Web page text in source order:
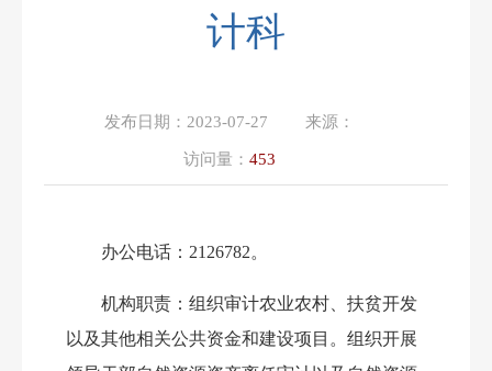
计科
发布日期： 2023-07-27 来源：
访问量： 453
办公电话： 2126782。
机构职责： 组织审计农业农村、扶贫开发
以及其他相关公共资金和建设项目。组织开展